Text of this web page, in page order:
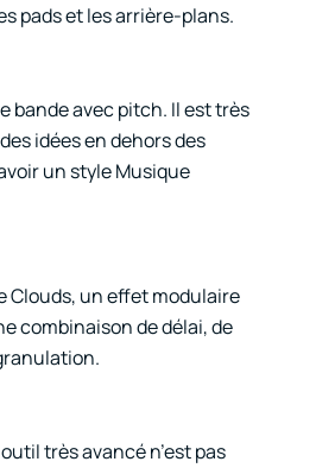
pads et les arrière-plans.
bande avec pitch. Il est très
idées en dehors des
un style Musique
Clouds, un effet modulaire
combinaison de délai, de
très avancé n’est pas